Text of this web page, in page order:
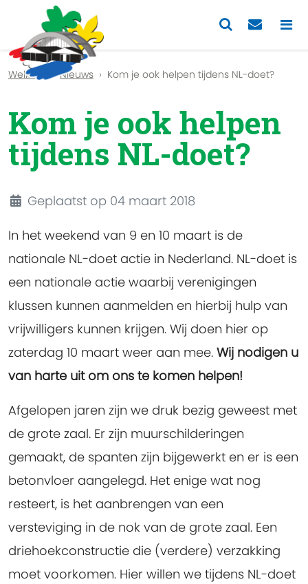
Previous
Welkom Nieuws Kom je ook helpen tijdens NL-doet?
Kom je ook helpen
tijdens NL-doet?
DetailsGeplaatst op 04 maart 2018
In het weekend van 9 en 10 maart is de
nationale NL-doet actie in Nederland. NL-doet is
een nationale actie waarbij verenigingen
klussen kunnen aanmelden en hierbij hulp van
vrijwilligers kunnen krijgen. Wij doen hier op
zaterdag 10 maart weer aan mee. Wij nodigen u
van harte uit om ons te komen helpen!
Afgelopen jaren zijn we druk bezig geweest met
de grote zaal. Er zijn muurschilderingen
gemaakt, de spanten zijn bijgewerkt en er is een
betonvloer aangelegd. Het enige wat nog
resteert, is het aanbrengen van een
versteviging in de nok van de grote zaal. Een
driehoekconstructie die (verdere) verzakking
moet voorkomen. Hier willen we tijdens NL-doet